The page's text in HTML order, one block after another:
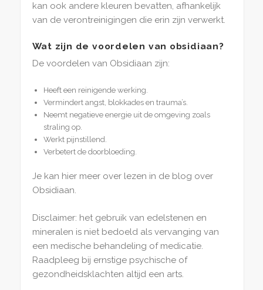
kan ook andere kleuren bevatten, afhankelijk
van de verontreinigingen die erin zijn verwerkt.
Wat zijn de voordelen van obsidiaan?
De voordelen van Obsidiaan zijn:
Heeft een reinigende werking.
Vermindert angst, blokkades en trauma’s.
Neemt negatieve energie uit de omgeving zoals
straling op.
Werkt pijnstillend.
Verbetert de doorbloeding.
Je kan hier meer over lezen in de blog over
Obsidiaan.
Disclaimer: het gebruik van edelstenen en
mineralen is niet bedoeld als vervanging van
een medische behandeling of medicatie.
Raadpleeg bij ernstige psychische of
gezondheidsklachten altijd een arts.